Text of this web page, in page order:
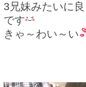
3兄妹みたいに
です
きゃ～わい～い